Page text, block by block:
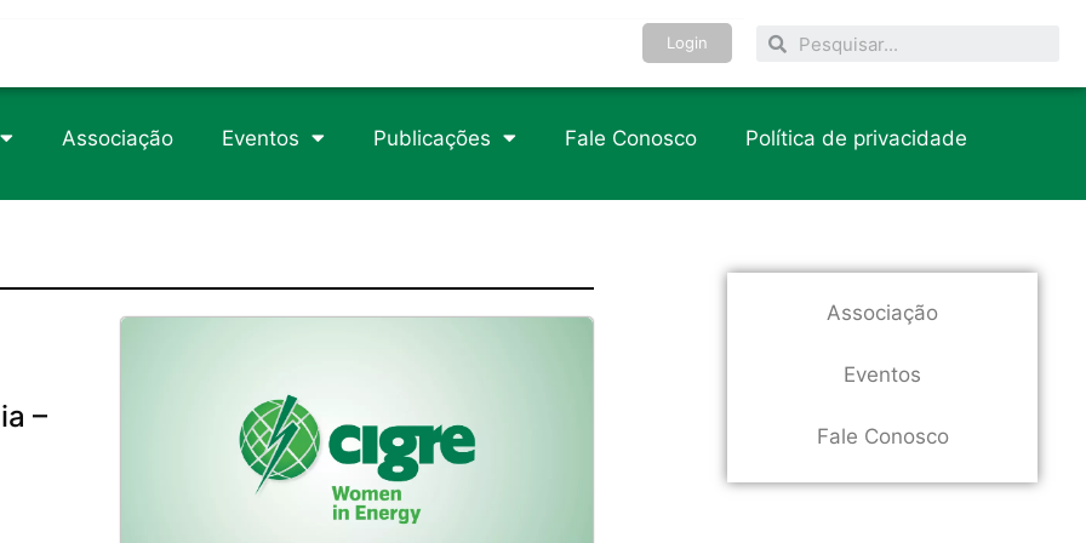
2/718/2840746
Login
Associação Eventos Publicações Fale Conosco Política de privacidade
–
Associação
Eventos
Fale Conosco